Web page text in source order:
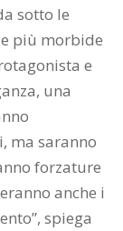
sotto le
più morbide
e
una
ma saranno
forzature
anche i
spiega